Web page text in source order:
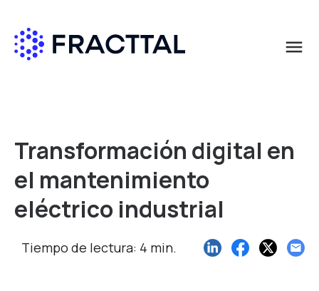
menu
Transformación digital en
el mantenimiento
eléctrico industrial
Tiempo de lectura: 4 min.